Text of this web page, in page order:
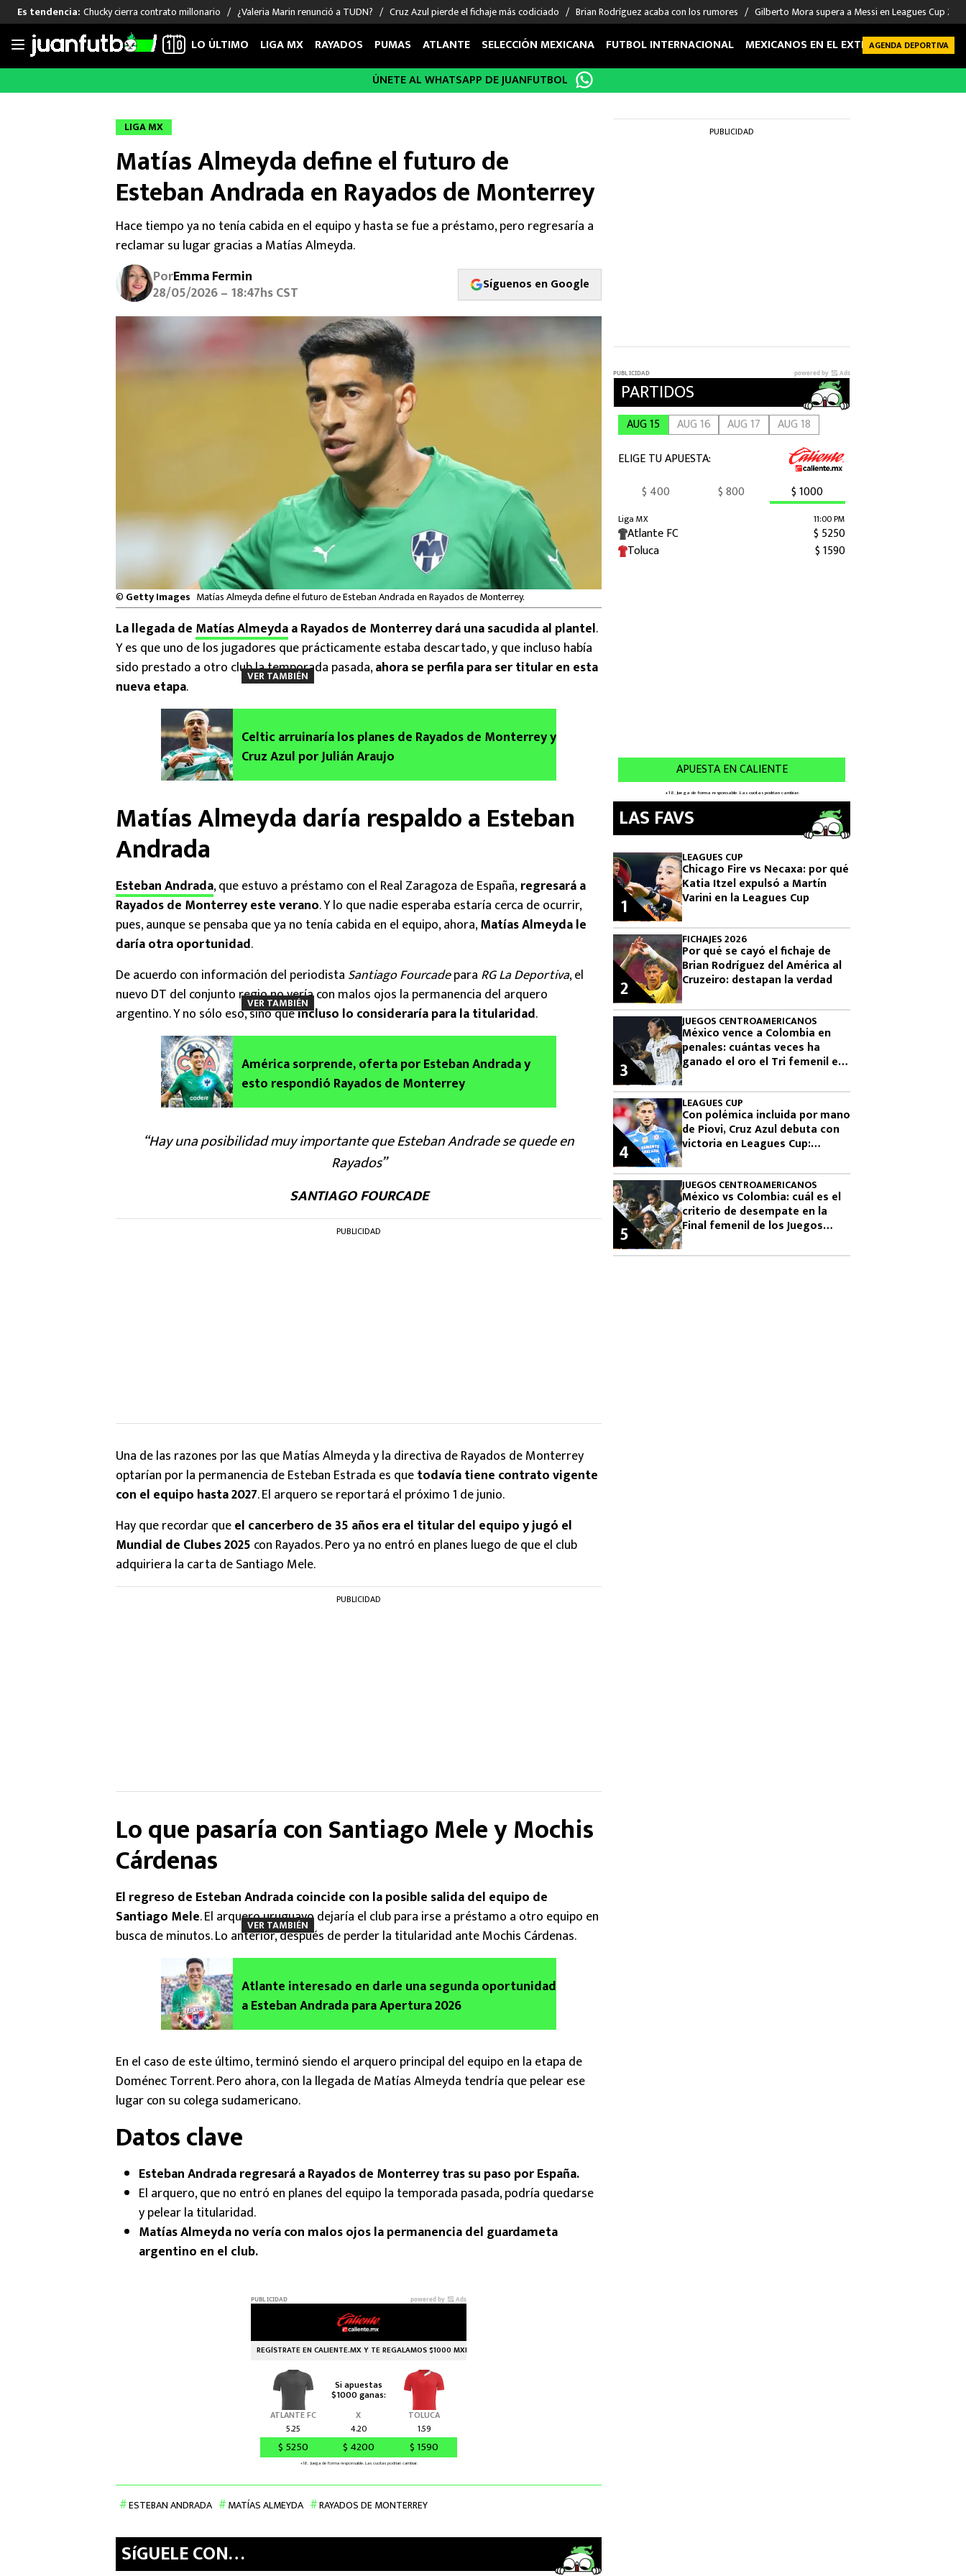
Saltar
Es tendencia: Chucky cierra contrato millonario ¿Valeria Marin renunció a TUDN? Cruz Azul pierde el fichaje más codiciado Brian Rodríguez acaba con los rumores Gilberto Mora supera a Messi en Leagues Cup
LIGA MX
Chivas de Guadalajara
FUT INTERNACIONAL
Las Noticias
Selección Mexicana
Champions League
Europa League
Real Madrid
MEXICANOS EN EL EXTRANJERO
Memo Ochoa
Chino Huerta
Edson Álvarez
Santiago Giménez
Rodrigo Huescas
FIGURAS
Sergio Ramos
Giorgos Giakoumakis
André Jardine
DEPORTES
NFL
NBA
LO ÚLTIMO LIGA MX RAYADOS PUMAS ATLANTE SELECCIÓN MEXICANA FUTBOL INTERNACIONAL MEXICANOS EN EL EXTRANJERO FUTBOL
AGENDA DEPORTIVA
ÚNETE AL WHATSAPP DE JUANFUTBOL
LIGA MX
Matías Almeyda define el futuro de
Esteban Andrada en Rayados de Monterrey
Hace tiempo ya no tenía cabida en el equipo y hasta se fue a préstamo, pero regresaría a
reclamar su lugar gracias a Matías Almeyda.
PorEmma Fermin
28/05/2026 – 18:47hs CST Síguenos en Google
© Getty Images Matías Almeyda define el futuro de Esteban Andrada en Rayados de Monterrey.
La llegada de Matías Almeydaa Rayados de Monterrey dará una sacudida al plantel.
Y es que uno de los jugadores que prácticamente estaba descartado, y que incluso había
sido prestado a otro club la temporada pasada,ahora se perfila para ser titular en esta
nueva etapa.
VER TAMBIÉN
Celtic arruinaría los planes de Rayados de Monterrey y
Cruz Azul por Julián Araujo
Matías Almeyda daría respaldo a Esteban
Andrada
Esteban Andrada, que estuvo a préstamo con el Real Zaragoza de España,regresará a
Rayados de Monterrey este verano. Y lo que nadie esperaba estaría cerca de ocurrir,
pues, aunque se pensaba que ya no tenía cabida en el equipo, ahora,Matías Almeyda le
daría otra oportunidad.
De acuerdo con información del periodista Santiago Fourcadepara RG La Deportiva, el
nuevo DT del conjunto regio no vería con malos ojos la permanencia del arquero
argentino. Y no sólo eso, sino queincluso lo consideraría para la titularidad.
VER TAMBIÉN
América sorprende, oferta por Esteban Andrada y
esto respondió Rayados de Monterrey
“Hay una posibilidad muy importante que Esteban Andrade se quede en
Rayados”
SANTIAGO FOURCADE
PUBLICIDAD
Una de las razones por las que Matías Almeyda y la directiva de Rayados de Monterrey
optarían por la permanencia de Esteban Estrada es quetodavía tiene contrato vigente
con el equipo hasta 2027. El arquero se reportará el próximo 1 de junio.
Hay que recordar queel cancerbero de 35 años era el titular del equipo y jugó el
Mundial de Clubes 2025 con Rayados. Pero ya no entró en planes luego de que el club
adquiriera la carta de Santiago Mele.
PUBLICIDAD
Lo que pasaría con Santiago Mele y Mochis
Cárdenas
El regreso de Esteban Andrada coincide con la posible salida del equipo de
Santiago Mele. El arquero uruguayo dejaría el club para irse a préstamo a otro equipo en
busca de minutos. Lo anterior, después de perder la titularidad ante Mochis Cárdenas.
VER TAMBIÉN
Atlante interesado en darle una segunda oportunidad
a Esteban Andrada para Apertura 2026
En el caso de este último, terminó siendo el arquero principal del equipo en la etapa de
Doménec Torrent. Pero ahora, con la llegada de Matías Almeyda tendría que pelear ese
lugar con su colega sudamericano.
Datos clave
Esteban Andrada regresará a Rayados de Monterrey tras su paso por España.
El arquero, que no entró en planes del equipo la temporada pasada, podría quedarse
y pelear la titularidad.
Matías Almeyda no vería con malos ojos la permanencia del guardameta
argentino en el club.
ESTEBAN ANDRADA MATÍAS ALMEYDA RAYADOS DE MONTERREY
SíGUELE CON…
PUBLICIDAD
LAS FAVS
LEAGUES CUP
Chicago Fire vs Necaxa: por qué
Katia Itzel expulsó a Martín
Varini en la Leagues Cup
1
FICHAJES 2026
Por qué se cayó el fichaje de
Brian Rodríguez del América al
Cruzeiro: destapan la verdad
2
JUEGOS CENTROAMERICANOS
México vence a Colombia en
penales: cuántas veces ha
ganado el oro el Tri femenil en
3
LEAGUES CUP
Con polémica incluida por mano
de Piovi, Cruz Azul debuta con
victoria en Leagues Cup:
4
JUEGOS CENTROAMERICANOS
México vs Colombia: cuál es el
criterio de desempate en la
Final femenil de los Juegos
5